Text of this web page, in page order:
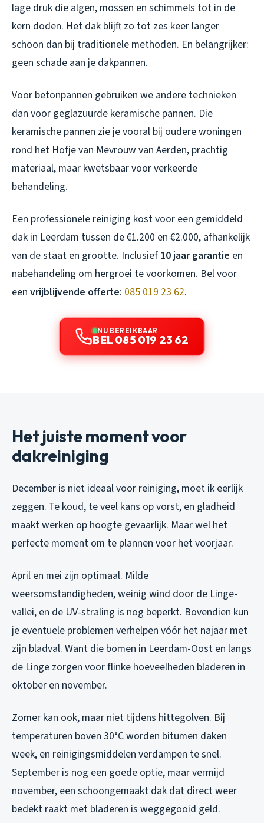
lage druk die algen, mossen en schimmels tot in de
kern doden. Het dak blijft zo tot zes keer langer
schoon dan bij traditionele methoden. En belangrijker:
geen schade aan je dakpannen.
Voor betonpannen gebruiken we andere technieken
dan voor geglazuurde keramische pannen. Die
keramische pannen zie je vooral bij oudere woningen
rond het Hofje van Mevrouw van Aerden, prachtig
materiaal, maar kwetsbaar voor verkeerde
behandeling.
Een professionele reiniging kost voor een gemiddeld
dak in Leerdam tussen de €1.200 en €2.000, afhankelijk
van de staat en grootte. Inclusief 10 jaar garantie en
nabehandeling om hergroei te voorkomen. Bel voor
een vrijblijvende offerte: 085 019 23 62.
NU BEREIKBAAR
BEL 085 019 23 62
Het juiste moment voor
dakreiniging
December is niet ideaal voor reiniging, moet ik eerlijk
zeggen. Te koud, te veel kans op vorst, en gladheid
maakt werken op hoogte gevaarlijk. Maar wel het
perfecte moment om te plannen voor het voorjaar.
April en mei zijn optimaal. Milde
weersomstandigheden, weinig wind door de Linge-
vallei, en de UV-straling is nog beperkt. Bovendien kun
je eventuele problemen verhelpen vóór het najaar met
zijn bladval. Want die bomen in Leerdam-Oost en langs
de Linge zorgen voor flinke hoeveelheden bladeren in
oktober en november.
Zomer kan ook, maar niet tijdens hittegolven. Bij
temperaturen boven 30°C worden bitumen daken
week, en reinigingsmiddelen verdampen te snel.
September is nog een goede optie, maar vermijd
november, een schoongemaakt dak dat direct weer
bedekt raakt met bladeren is weggegooid geld.